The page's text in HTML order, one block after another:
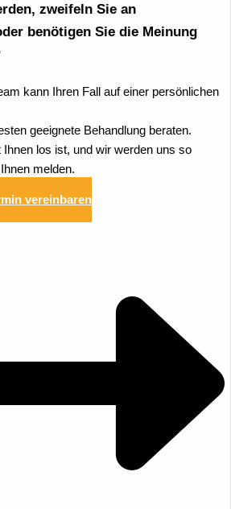
zweifeln Sie an
benötigen Sie die Meinung
kann Ihren Fall auf einer persönlichen
geeignete Behandlung beraten.
los ist, und wir werden uns so
melden.
vereinbaren